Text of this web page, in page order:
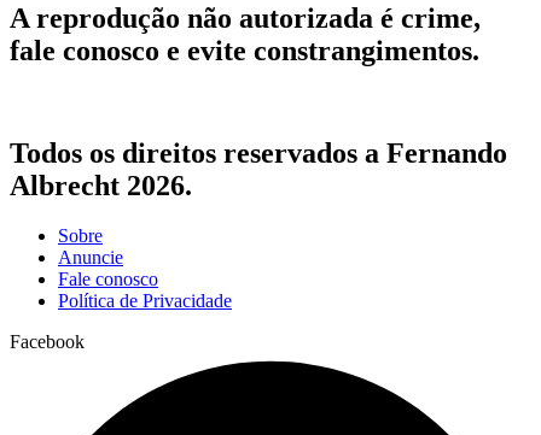
A reprodução não autorizada é crime,
fale conosco e evite constrangimentos.
Todos os direitos reservados a Fernando
Albrecht 2026.
Sobre
Anuncie
Fale conosco
Política de Privacidade
Facebook